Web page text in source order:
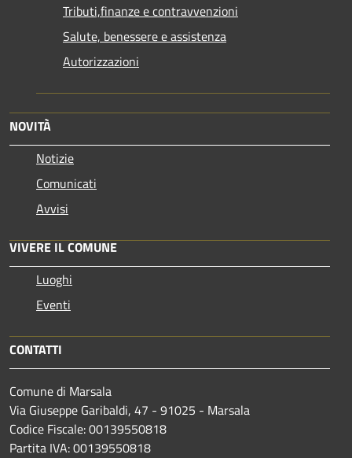
Tributi,finanze e contravvenzioni
Salute, benessere e assistenza
Autorizzazioni
NOVITÀ
Notizie
Comunicati
Avvisi
VIVERE IL COMUNE
Luoghi
Eventi
CONTATTI
Comune di Marsala
Via Giuseppe Garibaldi, 47 - 91025 - Marsala
Codice Fiscale: 00139550818
Partita IVA: 00139550818